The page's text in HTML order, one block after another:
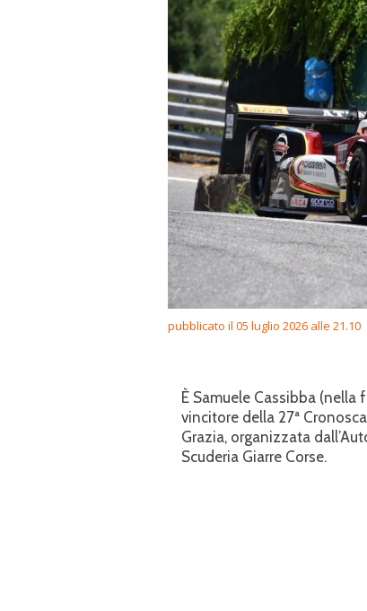
pubblicato il 05 luglio 2026 alle 21.10
È Samuele Cassibba
vincitore della 27ª
Grazia, organizzata
Scuderia Giarre Corse.